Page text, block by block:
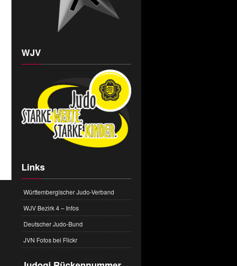
WJV
Links
Württembergischer Judo-Verband
WJV Bezirk 4 – Infos
Deutscher Judo-Bund
JVN Fotos bei Flickr